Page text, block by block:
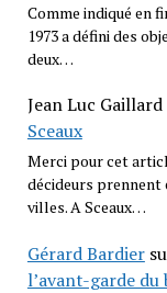
Comme indiqué en
1973 a défini des
deux…
Jean Luc Gaillard
Sceaux
Merci pour cet
décideurs
villes. A Sceaux…
Gérard Bardier
l’avant-garde